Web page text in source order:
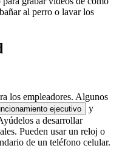
al perro o lavar los
los empleadores. Algunos
ejecutivo
y
a desarrollar
Pueden usar un reloj o
de un teléfono celular.